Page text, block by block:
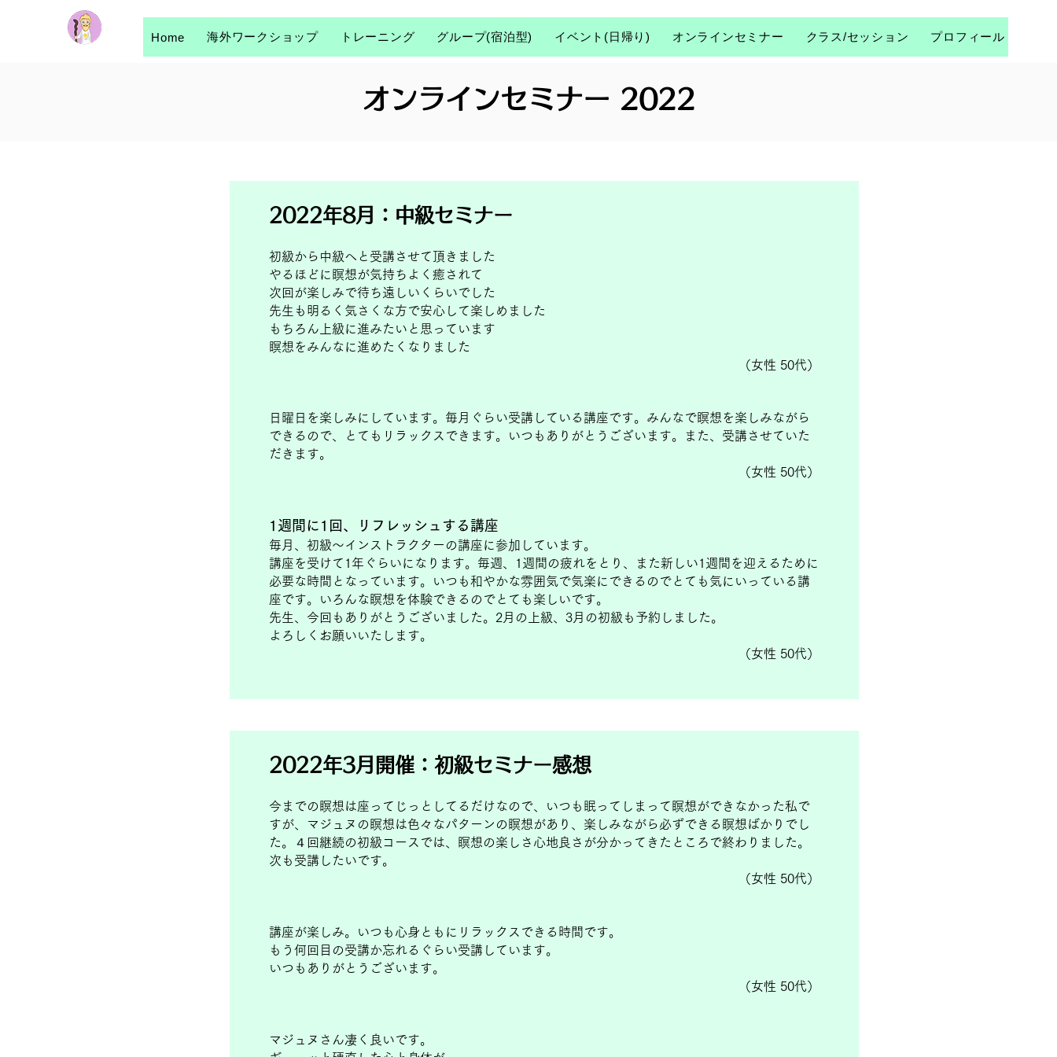
Home 海外ワークショップ トレーニング グループ(宿泊型) イベント(日帰り) オンラインセミナー クラス/セッション プロフィール
オンラインセミナー 2022
2022年8月： 中級セミナー
初級から中級へと受講させて頂きました
やるほどに瞑想が気持ちよく癒されて
次回が楽しみで待ち遠しいくらいでした
先生も明るく気さくな方で安心して楽しめました
もちろん上級に進みたいと思っています
瞑想をみんなに進めたくなりました
（女性 50代）
日曜日を楽しみにしています。毎月ぐらい受講している講座です。みんなで瞑想を楽しみながら
できるので、とてもリラックスできます。いつもありがとうございます。また、受講させていた
だきます。
（女性 50代）
1週間に1回、リフレッシュする講座
毎月、初級～インストラクターの講座に参加しています。
講座を受けて1年ぐらいになります。毎週、1週間の疲れをとり、また新しい1週間を迎えるために
必要な時間となっています。いつも和やかな雰囲気で気楽にできるのでとても気にいっている講
座です。いろんな瞑想を体験できるのでとても楽しいです。
先生、今回もありがとうございました。2月の上級、3月の初級も予約しました。
よろしくお願いいたします。
（女性 50代）
2022年3月開催： 初級セミナー感想
今までの瞑想は座ってじっとしてるだけなので、いつも眠ってしまって瞑想ができなかった私で
すが、マジュヌの瞑想は色々なパターンの瞑想があり、楽しみながら必ずできる瞑想ばかりでし
た。４回継続の初級コースでは、瞑想の楽しさ心地良さが分かってきたところで終わりました。
次も受講したいです。
（女性 50代）
講座が楽しみ。いつも心身ともにリラックスできる時間です。
もう何回目の受講か忘れるぐらい受講しています。
いつもありがとうございます。
（女性 50代）
マジュヌさん凄く良いです。